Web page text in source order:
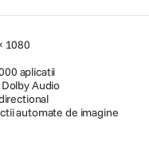
1080
aplicatii
Audio
automate de imagine